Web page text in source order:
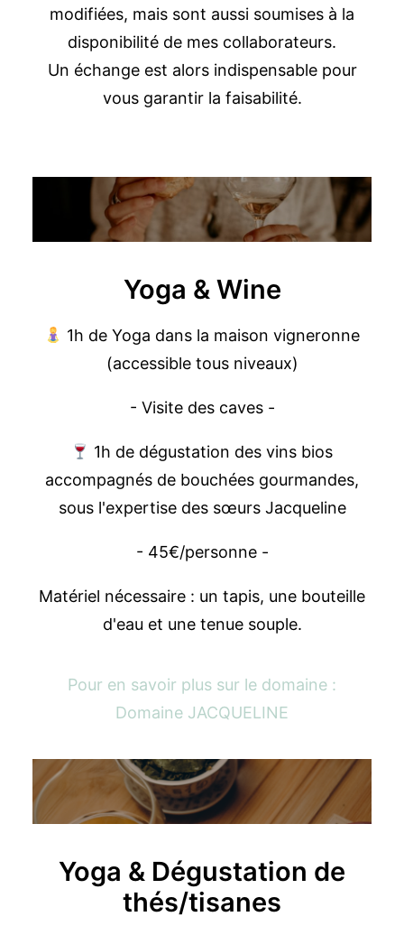
modifiées, mais sont aussi soumises à la
disponibilité de mes collaborateurs.
Un échange est alors indispensable pour
vous garantir la faisabilité.
Yoga & Wine
1h de Yoga dans la maison vigneronne
(accessible tous niveaux)
- Visite des caves -
1h de dégustation des vins bios
accompagnés de bouchées gourmandes,
sous l'expertise des sœurs Jacqueline
- 45€/personne -
Matériel nécessaire : un tapis, une bouteille
d'eau et une tenue souple.
Pour en savoir plus sur le domaine :
Domaine JACQUELINE
Yoga & Dégustation de
thés/tisanes